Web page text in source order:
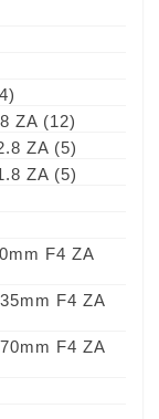
ZA (12)
ZA (5)
ZA (5)
F4 ZA
F4 ZA
F4 ZA